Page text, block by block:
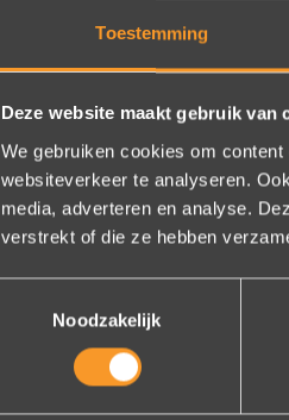
Toestemming
Deze website maakt gebruik van
We gebruiken cookies om
websiteverkeer te analyseren.
media, adverteren en analyse.
verstrekt of die ze hebben
Noodzakelijk
Een droom die
geholpen en